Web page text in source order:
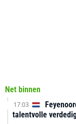
Net binnen
17:03
talentvolle